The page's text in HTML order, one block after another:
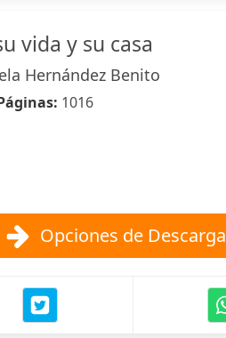
vida y su casa
Hernández Benito
1016
Opciones de Descarga